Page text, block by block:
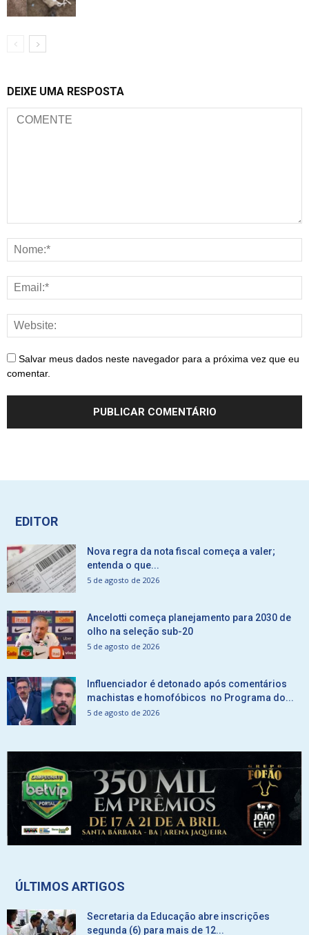
DEIXE UMA RESPOSTA
Salvar meus dados neste navegador para a próxima vez que eu
comentar.
EDITOR
Nova regra da nota fiscal começa a valer;
entenda o que...
5 de agosto de 2026
Ancelotti começa planejamento para 2030 de
olho na seleção sub-20
5 de agosto de 2026
Influenciador é detonado após comentários
machistas e homofóbicos no Programa do...
5 de agosto de 2026
ÚLTIMOS ARTIGOS
Secretaria da Educação abre inscrições
segunda (6) para mais de 12...